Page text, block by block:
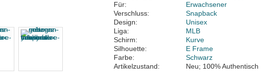
Für:
Erwachsener
Verschluss:
Snapback
Design:
Unisex
Liga:
MLB
Schirm:
Kurve
Silhouette:
E Frame
Farbe:
Schwarz
Artikelzustand:
Neu; 100% Authentisch